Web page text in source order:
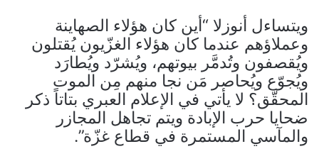
ويتساءل أنوزلا “أين كان هؤلاء الصهاينة
وعملاؤهم عندما كان هؤلاء الغزّيون يُقتلون
ويُقصفون وتُدمَّر بيوتهم، ويُشرّد ويُطارَد
ويُجوّع ويُحاصر مَن نجا منهم مِن الموت
المحقّق؟ لا يأتي في الإعلام العبري بتاتاً ذكر
ضحايا حرب الإبادة ويتم تجاهل المجازر
والمآسي المستمرة في قطاع غزّة”.